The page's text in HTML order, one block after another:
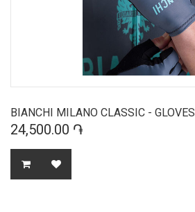
BIANCHI MILANO CLASSIC - GLOVES
24,500.00 ֏